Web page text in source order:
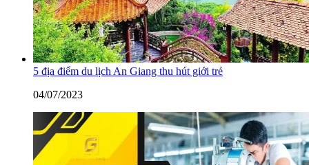
5 địa điểm du lịch An Giang thu hút giới trẻ
04/07/2023